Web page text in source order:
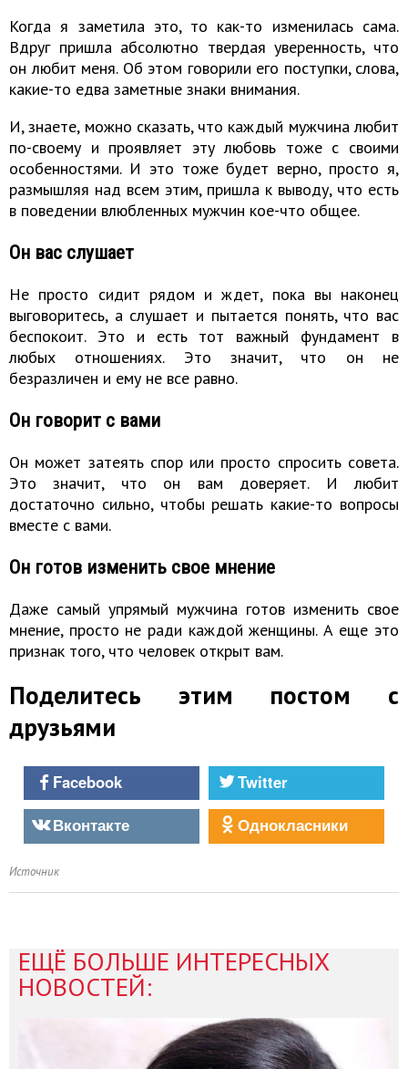
Когда я заметила это, то как-то изменилась сама.
Вдруг пришла абсолютно твердая уверенность, что
он любит меня. Об этом говорили его поступки, слова,
какие-то едва заметные знаки внимания.
И, знаете, можно сказать, что каждый мужчина любит
по-своему и проявляет эту любовь тоже с своими
особенностями. И это тоже будет верно, просто я,
размышляя над всем этим, пришла к выводу, что есть
в поведении влюбленных мужчин кое-что общее.
Он вас слушает
Не просто сидит рядом и ждет, пока вы наконец
выговоритесь, а слушает и пытается понять, что вас
беспокоит. Это и есть тот важный фундамент в
любых отношениях. Это значит, что он не
безразличен и ему не все равно.
Он говорит с вами
Он может затеять спор или просто спросить совета.
Это значит, что он вам доверяет. И любит
достаточно сильно, чтобы решать какие-то вопросы
вместе с вами.
Он готов изменить свое мнение
Даже самый упрямый мужчина готов изменить свое
мнение, просто не ради каждой женщины. А еще это
признак того, что человек открыт вам.
Поделитесь этим постом с
друзьями
Facebook
Twitter
Вконтакте
Однокласники
Источник
ЕЩЁ БОЛЬШЕ ИНТЕРЕСНЫХ
НОВОСТЕЙ: